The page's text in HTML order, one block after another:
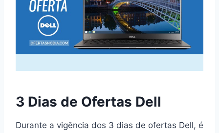
3 Dias de Ofertas Dell
Durante a vigência dos 3 dias de ofertas Dell, é